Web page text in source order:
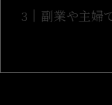
副業や主婦